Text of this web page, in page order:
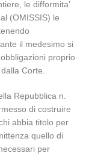
le difformita’
(OMISSIS) le
il medesimo si
proprio
Corte.
Repubblica n.
di costruire
abbia titolo per
quello di
per